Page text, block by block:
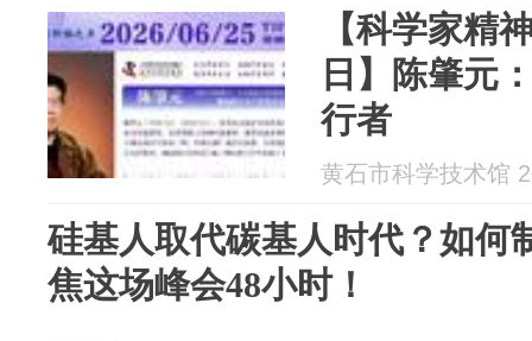
【科学家
日】陈肇元
行者
黄石市科学技术馆
硅基人取代碳基人时代？如何
焦这场峰会48小时！